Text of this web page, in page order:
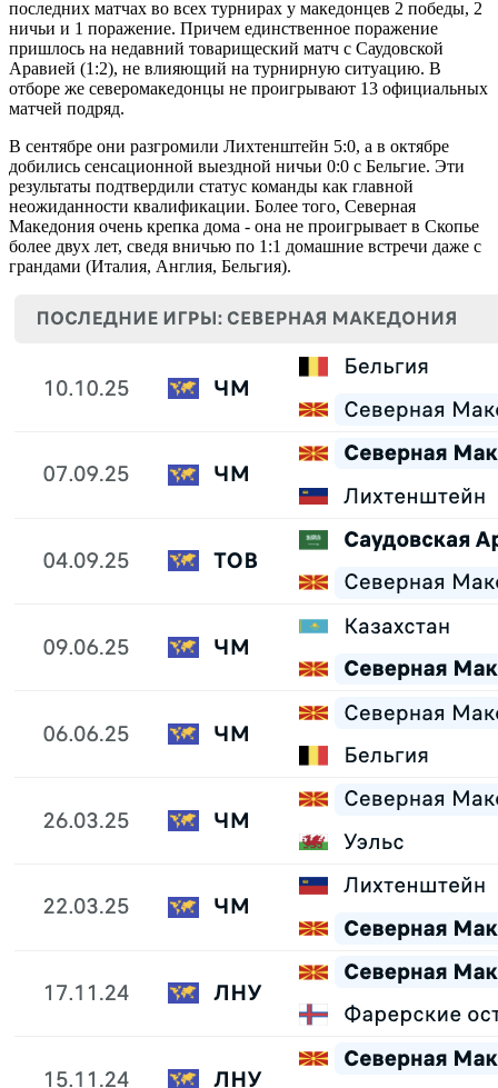
последних матчах во всех турнирах у македонцев 2 победы, 2
ничьи и 1 поражение. Причем единственное поражение
пришлось на недавний товарищеский матч с Саудовской
Аравией (1:2), не влияющий на турнирную ситуацию. В
отборе же северомакедонцы не проигрывают 13 официальных
матчей подряд.
В сентябре они разгромили Лихтенштейн 5:0, а в октябре
добились сенсационной выездной ничьи 0:0 с Бельгие. Эти
результаты подтвердили статус команды как главной
неожиданности квалификации. Более того, Северная
Македония очень крепка дома - она не проигрывает в Скопье
более двух лет, сведя вничью по 1:1 домашние встречи даже с
грандами (Италия, Англия, Бельгия).